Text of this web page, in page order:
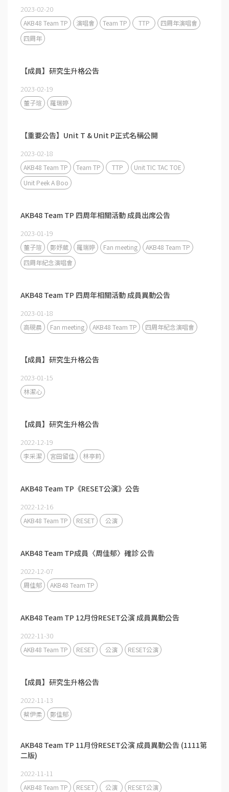
2023-02-20
AKB48 Team TP 演唱會 Team TP TTP
四周年演唱會
四周年
【成員】研究生升格公告
2023-02-19
董子瑄 羅瑞婷
【重要公告】Unit T & Unit P正式名稱公開
2023-02-18
AKB48 Team TP Team TP TTP
Unit TIC TAC TOE
Unit Peek A Boo
AKB48 Team TP 四周年相關活動 成員出席公告
2023-01-19
董子瑄 鄭妤葳 羅瑞婷 Fan meeting
AKB48 Team TP
四周年紀念演唱會
AKB48 Team TP 四周年相關活動 成員異動公告
2023-01-18
高硯晨 Fan meeting AKB48 Team TP 四周年紀念演唱會
【成員】研究生升格公告
2023-01-15
林潔心
【成員】研究生升格公告
2022-12-19
李采潔 宮田留佳 林亭莉
AKB48 Team TP《RESET公演》公告
2022-12-16
AKB48 Team TP RESET 公演
AKB48 Team TP成員〈周佳郁〉確診 公告
2022-12-07
周佳郁 AKB48 Team TP
AKB48 Team TP 12月份RESET公演 成員異動公告
2022-11-30
AKB48 Team TP RESET 公演 RESET公演
【成員】研究生升格公告
2022-11-13
蔡伊柔 鄭佳郁
AKB48 Team TP 11月份RESET公演 成員異動公告 (1111第
二版)
2022-11-11
AKB48 Team TP RESET 公演 RESET公演